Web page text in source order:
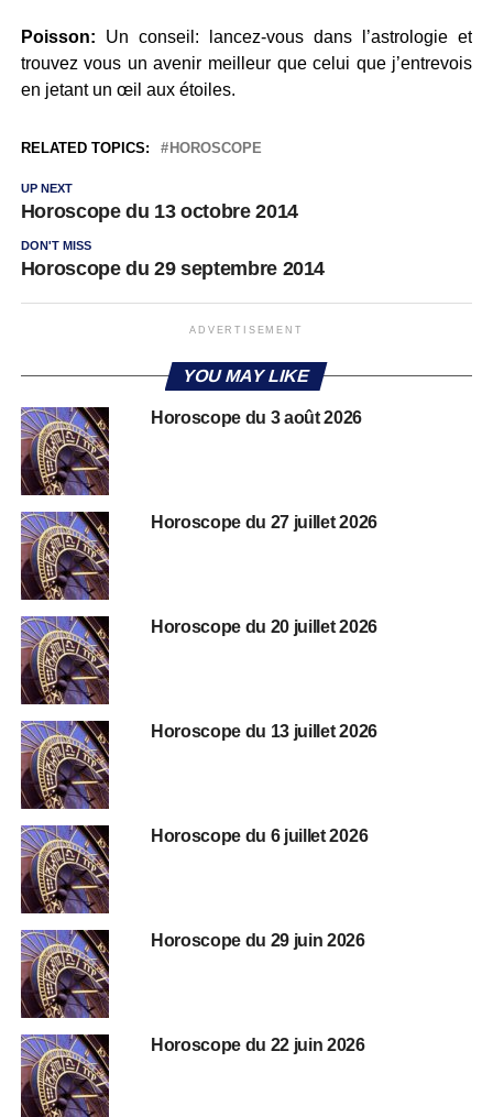
Poisson: Un conseil: lancez-vous dans l’astrologie et
trouvez vous un avenir meilleur que celui que j’entrevois
en jetant un œil aux étoiles.
RELATED TOPICS: HOROSCOPE
UP NEXT
Horoscope du 13 octobre 2014
DON'T MISS
Horoscope du 29 septembre 2014
ADVERTISEMENT
YOU MAY LIKE
Horoscope du 3 août 2026
Horoscope du 27 juillet 2026
Horoscope du 20 juillet 2026
Horoscope du 13 juillet 2026
Horoscope du 6 juillet 2026
Horoscope du 29 juin 2026
Horoscope du 22 juin 2026